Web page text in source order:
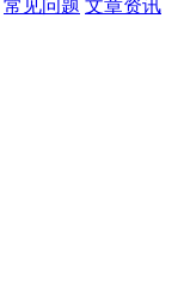
常见问题 文章资讯